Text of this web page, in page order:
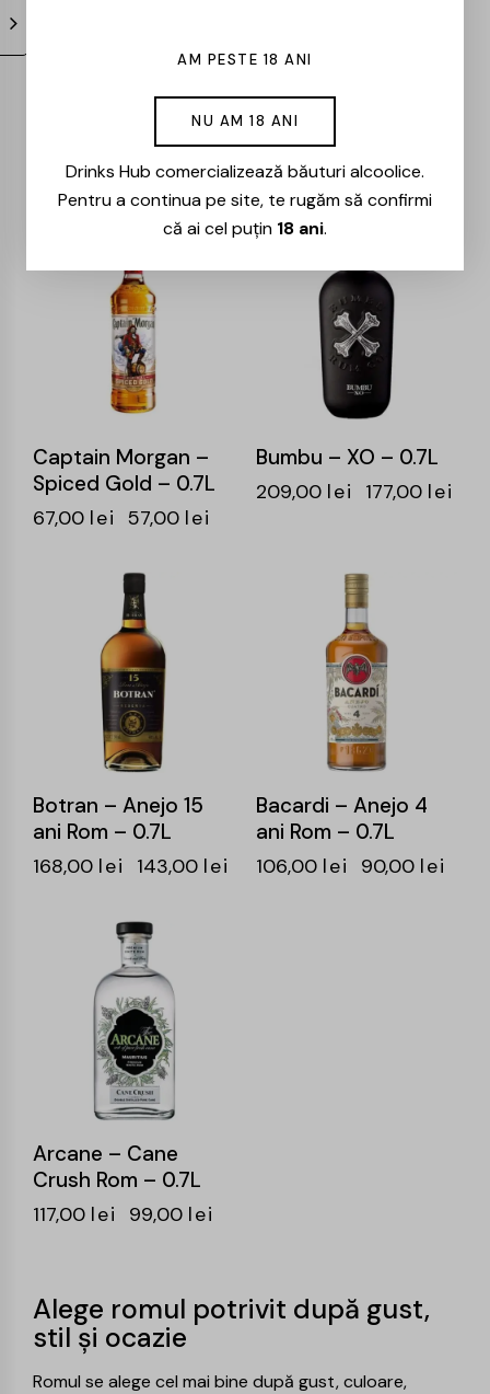
El Ron Prohibido –
247,00lei 210,00lei
Don Papa –
Masskara – 0.7L
196,00lei 166,00
Captain Morgan –
Spiced Gold – 0.7L
67,00 lei 57,00 lei
Bumbu – XO – 0.7L
209,00 lei 177,00 lei
Botran – Anejo 15
ani Rom – 0.7L
168,00 lei 143,00 lei
Bacardi – Anejo 4
ani Rom – 0.7L
106,00 lei 90,00 lei
Arcane – Cane
Crush Rom – 0.7L
117,00 lei 99,00 lei
Alege romul potrivit după gust,
stil și ocazie
Romul se alege cel mai bine după gust, culoare,
AM PESTE 18 ANI
NU AM 18 ANI
Drinks Hub comercializează băuturi alcoolice.
Pentru a continua pe site, te rugăm să confirmi
că ai cel puțin 18 ani.